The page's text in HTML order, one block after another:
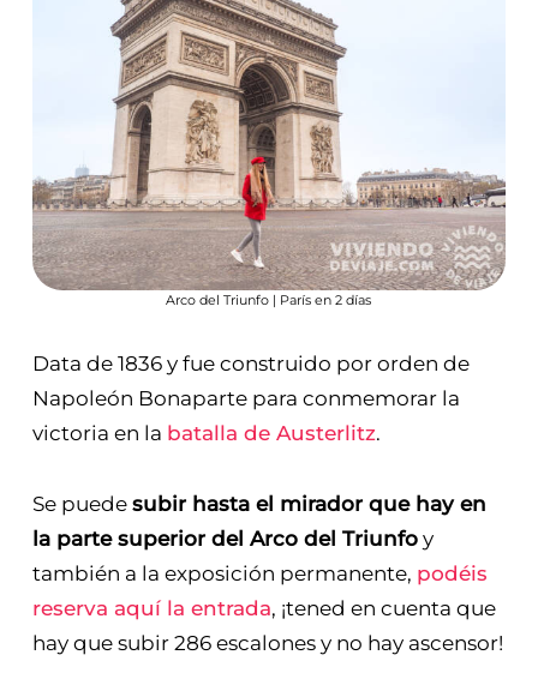
Arco del Triunfo | París en 2 días
Data de 1836 y fue construido por orden de
Napoleón Bonaparte para conmemorar la
victoria en la batalla de Austerlitz.
Se puede subir hasta el mirador que hay en
la parte superior del Arco del Triunfoy
también a la exposición permanente, podéis
reserva aquí la entrada, ¡tened en cuenta que
hay que subir 286 escalones y no hay ascensor!